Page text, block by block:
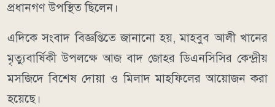
প্রধানগণ উপস্থিত ছিলেন।
এদিকে সংবাদ বিজ্ঞপ্তিতে জানানো হয়, মাহবুব আলী খানের
মৃত্যুবার্ষিকী উপলক্ষে আজ বাদ জোহর ডিএনসিসির কেন্দ্রীয়
মসজিদে বিশেষ দোয়া ও মিলাদ মাহফিলের আয়োজন করা
হয়েছে।